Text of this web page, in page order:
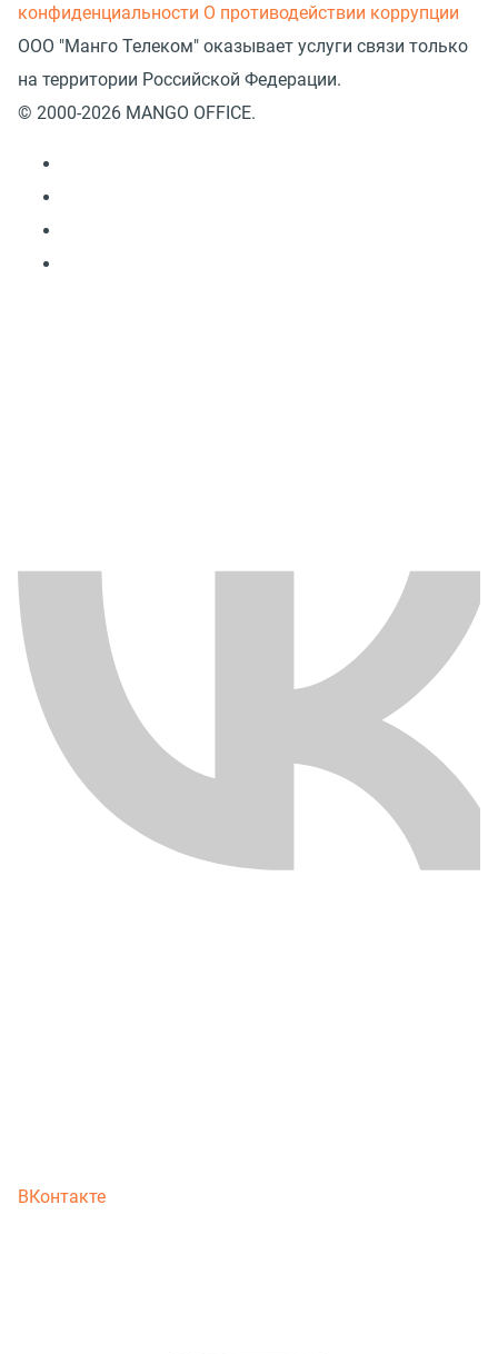
конфиденциальности О противодействии коррупции
ООО "Манго Телеком" оказывает услуги связи только
на территории Российской Федерации.
© 2000-2026 MANGO OFFICE.
ВКонтакте